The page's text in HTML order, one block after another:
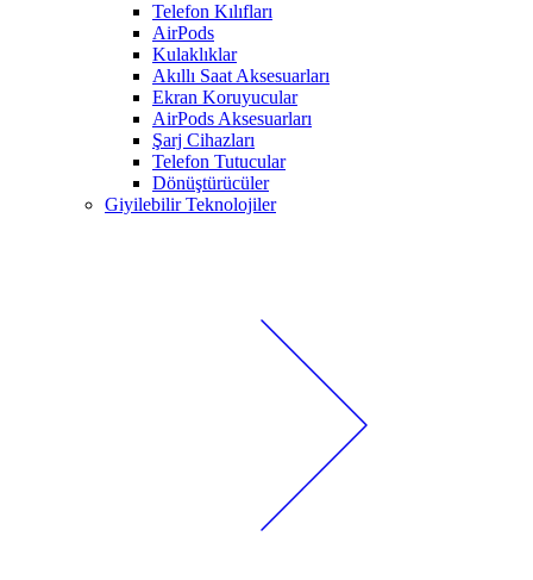
Telefon Kılıfları
AirPods
Kulaklıklar
Akıllı Saat Aksesuarları
Ekran Koruyucular
AirPods Aksesuarları
Şarj Cihazları
Telefon Tutucular
Dönüştürücüler
Giyilebilir Teknolojiler